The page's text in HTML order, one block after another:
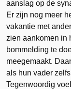
aanslag op de
Er zijn nog meer
vakantie met
zien aankomen in
bommelding te
meegemaakt.
als hun vader
Tegenwoordig